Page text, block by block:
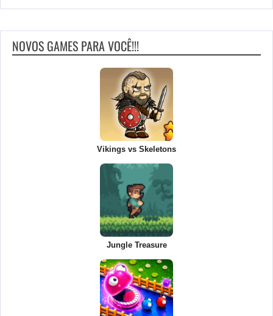
NOVOS GAMES PARA VOCÊ!!!
Vikings vs Skeletons
Jungle Treasure